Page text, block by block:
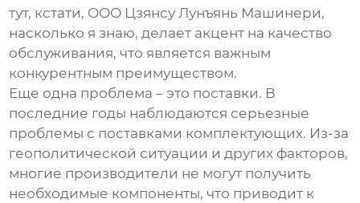
тут, кстати, ООО Цзянсу Лунъянь Машинери,
насколько я знаю, делает акцент на качество
обслуживания, что является важным
конкурентным преимуществом.
Еще одна проблема – это поставки. В
последние годы наблюдаются серьезные
проблемы с поставками комплектующих. Из-за
геополитической ситуации и других факторов,
многие производители не могут получить
необходимые компоненты, что приводит к